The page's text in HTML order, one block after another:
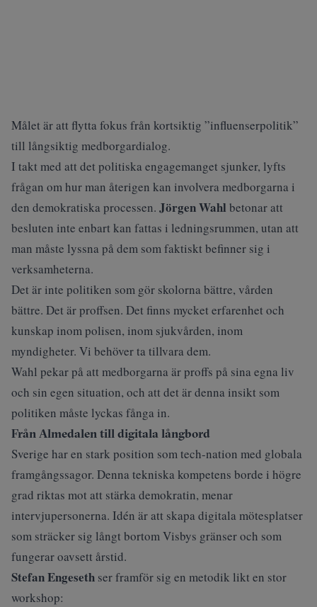
Målet är att flytta fokus från kortsiktig ”influenserpolitik”
till långsiktig medborgardialog.
I takt med att det politiska engagemanget sjunker, lyfts
frågan om hur man återigen kan involvera medborgarna i
den demokratiska processen. Jörgen Wahl betonar att
besluten inte enbart kan fattas i ledningsrummen, utan att
man måste lyssna på dem som faktiskt befinner sig i
verksamheterna.
Det är inte politiken som gör skolorna bättre, vården
bättre. Det är proffsen. Det finns mycket erfarenhet och
kunskap inom polisen, inom sjukvården, inom
myndigheter. Vi behöver ta tillvara dem.
Wahl pekar på att medborgarna är proffs på sina egna liv
och sin egen situation, och att det är denna insikt som
politiken måste lyckas fånga in.
Från Almedalen till digitala långbord
Sverige har en stark position som tech-nation med globala
framgångssagor. Denna tekniska kompetens borde i högre
grad riktas mot att stärka demokratin, menar
intervjupersonerna. Idén är att skapa digitala mötesplatser
som sträcker sig långt bortom Visbys gränser och som
fungerar oavsett årstid.
Stefan Engeseth ser framför sig en metodik likt en stor
workshop: